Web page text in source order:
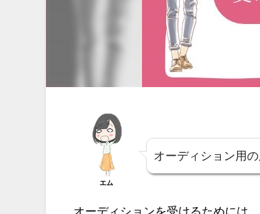
エム
オーディション用
オーディションを受けるためには